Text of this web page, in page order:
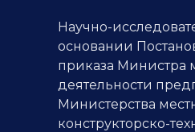
Научно-
основании
приказа Министра
деятельности
Министерства
конструкторско-